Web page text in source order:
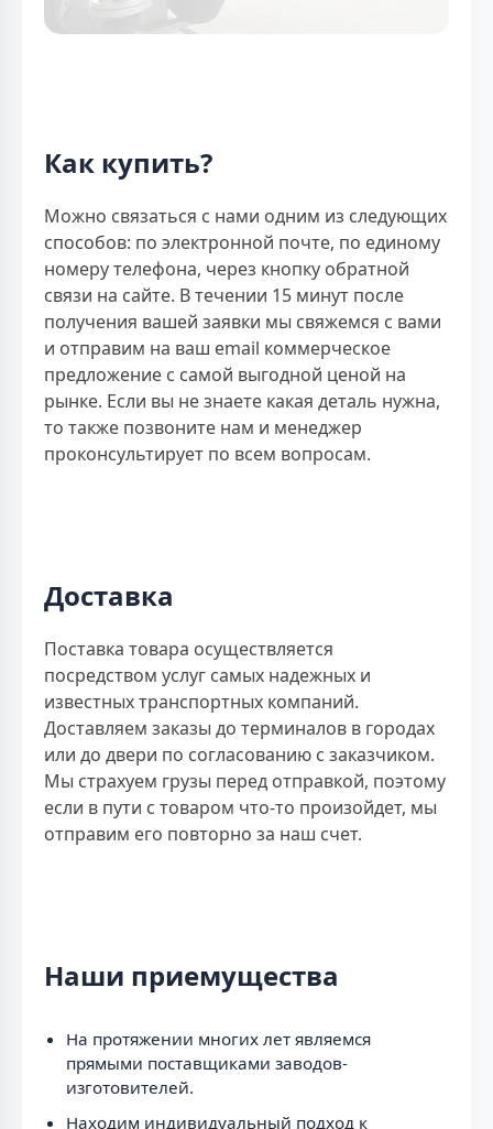
Как купить?
Можно связаться с нами одним из следующих
способов: по электронной почте, по единому
номеру телефона, через кнопку обратной
связи на сайте. В течении 15 минут после
получения вашей заявки мы свяжемся с вами
и отправим на ваш email коммерческое
предложение с самой выгодной ценой на
рынке. Если вы не знаете какая деталь нужна,
то также позвоните нам и менеджер
проконсультирует по всем вопросам.
Доставка
Поставка товара осуществляется
посредством услуг самых надежных и
известных транспортных компаний.
Доставляем заказы до терминалов в городах
или до двери по согласованию с заказчиком.
Мы страхуем грузы перед отправкой, поэтому
если в пути с товаром что-то произойдет, мы
отправим его повторно за наш счет.
Наши приемущества
На протяжении многих лет являемся
прямыми поставщиками заводов-
изготовителей.
Находим индивидуальный подход к